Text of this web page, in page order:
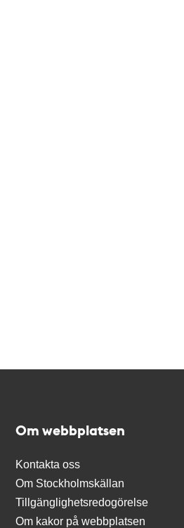
Om webbplatsen
Kontakta oss
Om Stockholmskällan
Tillgänglighetsredogörelse
Om kakor på webbplatsen